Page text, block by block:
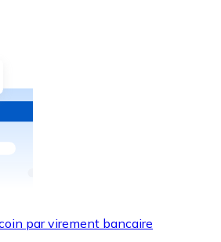
à votre compte Bitnovo ou
Visa et Mastercard pour acheter
par virement bancaire